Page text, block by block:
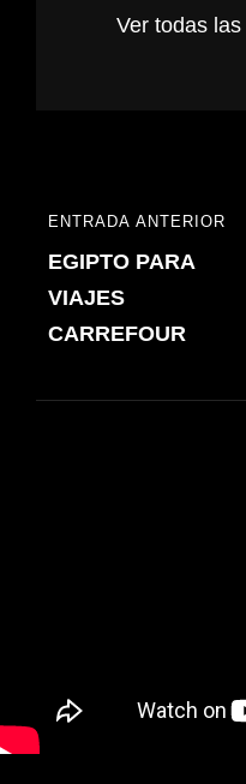
Ver todas
Navegación
de
entradas
ENTRADA
ANTERIOR
ENTRADA ANTERIOR
EGIPTO PARA
VIAJES
CARREFOUR